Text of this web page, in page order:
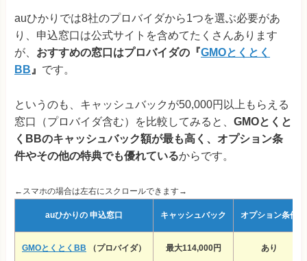
auひかりでは8社のプロバイダから1つを選ぶ必要があ
り、申込窓口は公式サイトを含めてたくさんあります
が、 おすすめの窓口はプロバイダの 『GMOとくとく
BB 』 です。
というのも、キャッシュバックが50,000円以上もらえる
窓口（プロバイダ含む）を比較してみると、 GMOとくと
くBBのキャッシュバック額が最も高く、オプション条
件やその他の特典でも優れているからです。
←スマホの場合は左右にスクロールできます→
auひかりの 申込窓口 キャッシュバック オプション条件
GMOとくとくBB （プロバイダ） 最大114,000円 あり